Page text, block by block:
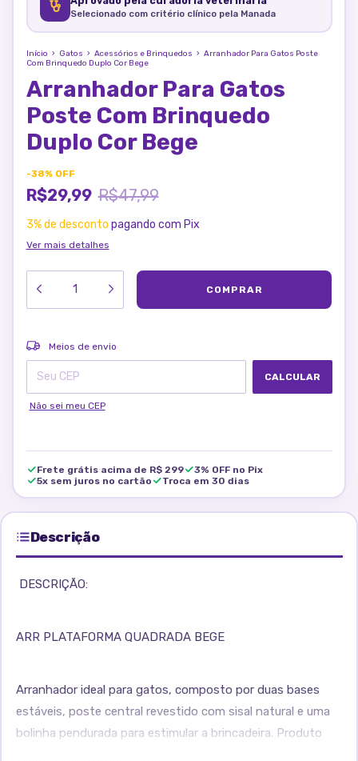
Selecionado com critério clínico pela Manada
Início › Gatos › Acessórios e Brinquedos › Arranhador Para Gatos Poste
Com Brinquedo Duplo Cor Bege
Arranhador Para Gatos
Poste Com Brinquedo
Duplo Cor Bege
-38% OFF
R$29,99 R$47,99
3% de desconto pagando com Pix
Ver mais detalhes
Entregas para o CEP:
Meios de envio
CALCULAR
Não sei meu CEP
Frete grátis acima de R$ 299
3% OFF no Pix
5x sem juros no cartão
Troca em 30 dias
Descrição
DESCRIÇÃO:
ARR PLATAFORMA QUADRADA BEGE
Arranhador ideal para gatos, composto por duas bases
estáveis, poste central revestido com sisal natural e uma
bolinha pendurada para estimular a brincadeira. Produto